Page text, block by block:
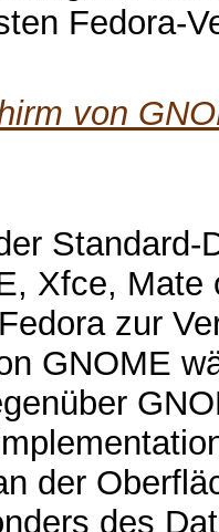
Fedora-
von
Standard-
Xfce, Mate
zur
GNOME
der
des